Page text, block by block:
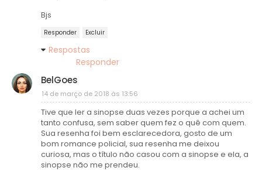
Bjs
Responder Excluir
Respostas
Responder
BelGoes
14 de março de 2018 às 13:56
Tive que ler a sinopse duas vezes porque a achei um
tanto confusa, sem saber quem fez o quê com quem.
Sua resenha foi bem esclarecedora, gosto de um
bom romance policial, sua resenha me deixou
curiosa, mas o título não casou com a sinopse e ela, a
sinopse não me prendeu.